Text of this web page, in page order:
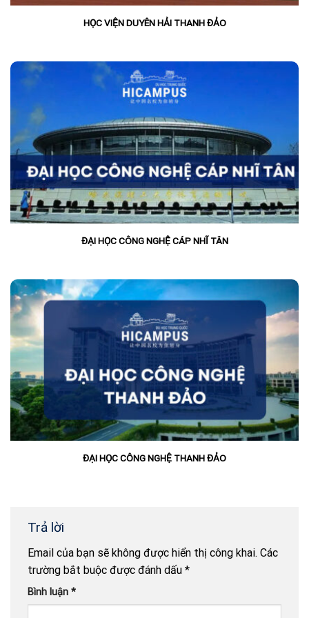
HỌC VIỆN DUYÊN HẢI THANH ĐẢO
ĐẠI HỌC CÔNG NGHỆ CÁP NHĨ TÂN
ĐẠI HỌC CÔNG NGHỆ THANH ĐẢO
Trả lời
Email của bạn sẽ không được hiển thị công khai. Các
trường bắt buộc được đánh dấu *
Bình luận *